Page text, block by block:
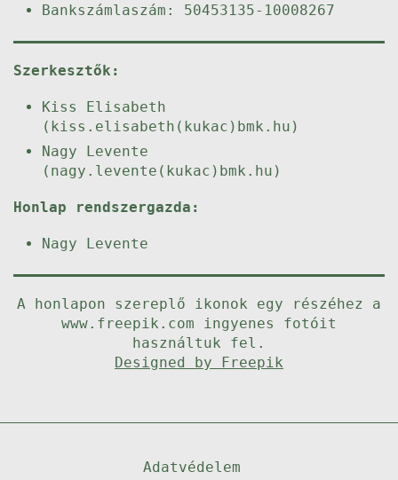
Bankszámlaszám: 50453135-10008267
Szerkesztők:
Kiss Elisabeth
(kiss.elisabeth(kukac)bmk.hu)
Nagy Levente
(nagy.levente(kukac)bmk.hu)
Honlap rendszergazda:
Nagy Levente
A honlapon szereplő ikonok egy részéhez a
www.freepik.com ingyenes fotóit
használtuk fel.
Designed by Freepik
Adatvédelem